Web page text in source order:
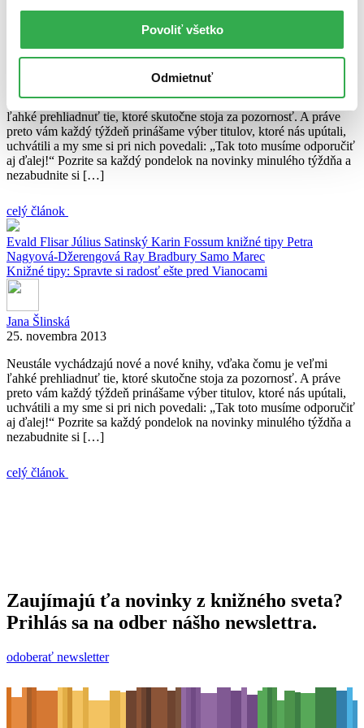
Povoliť všetko
Odmietnuť
Knižné tipy: Poriadna dávka napätia!
Juraj Šlesar
Neustále vychádzajú nové a nové knihy, vďaka čomu je veľmi
ľahké prehliadnuť tie, ktoré skutočne stoja za pozornosť. A práve
preto vám každý týždeň prinášame výber titulov, ktoré nás upútali,
uchvátili a my sme si pri nich povedali: „Tak toto musíme odporučiť
aj ďalej!“ Pozrite sa každý pondelok na novinky minulého týždňa a
nezabudnite si […]
celý článok
Evald FlisarJúlius Satinský Karin Fossum knižné tipy Petra
Nagyová-Džerengová Ray Bradbury Samo Marec
Knižné tipy: Spravte si radosť ešte pred Vianocami
Jana Šlinská
25. novembra 2013
Neustále vychádzajú nové a nové knihy, vďaka čomu je veľmi
ľahké prehliadnuť tie, ktoré skutočne stoja za pozornosť. A práve
preto vám každý týždeň prinášame výber titulov, ktoré nás upútali,
uchvátili a my sme si pri nich povedali: „Tak toto musíme odporučiť
aj ďalej!“ Pozrite sa každý pondelok na novinky minulého týždňa a
nezabudnite si […]
celý článok
Zaujímajú ťa novinky z knižného sveta?
Prihlás sa na odber nášho newslettra.
odoberať newsletter